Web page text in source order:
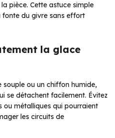
pièce. Cette astuce simple
fonte du givre sans effort
la glace
souple ou un chiffon humide,
se détachent facilement. Évitez
ou métalliques qui pourraient
les circuits de